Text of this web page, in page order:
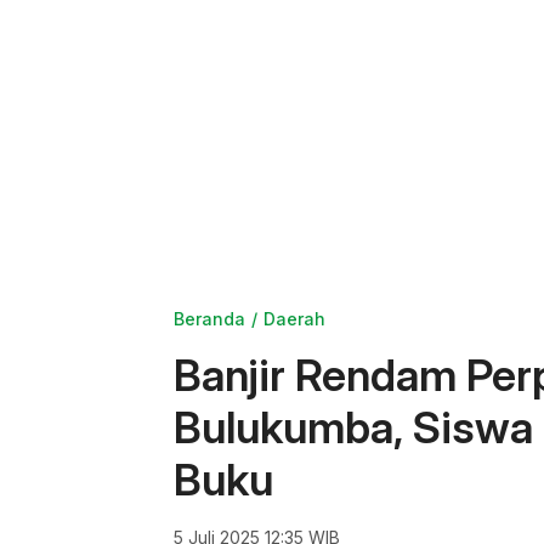
Beranda Daerah
Banjir Rendam
Bulukumba,
Buku
5 Juli 2025 12:35 WIB